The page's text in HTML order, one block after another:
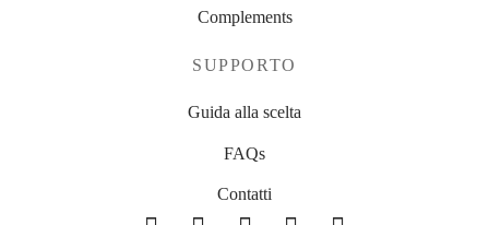
Complements
SUPPORTO
Guida alla scelta
FAQs
Contatti